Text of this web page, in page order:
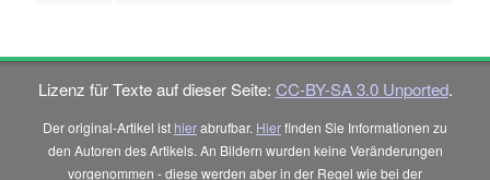
Lizenz für Texte auf dieser Seite: CC-BY-SA 3.0 Unported.
Der original-Artikel ist hierabrufbar. Hierfinden Sie Informationen zu
den Autoren des Artikels. An Bildern wurden keine Veränderungen
vorgenommen - diese werden aber in der Regel wie bei der